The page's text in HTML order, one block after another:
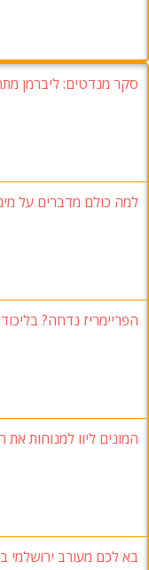
סקר מנדטים:ליברמן
למה כולם מדברים על
הפריימריז נדחה?
המונים ליוו למנוחות
בא לכם מעורב ירושלמי